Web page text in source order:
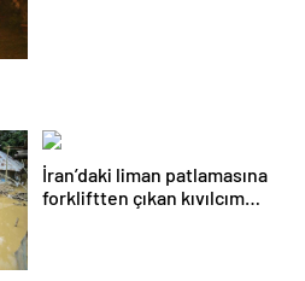
İran’daki liman patlamasına
forkliftten çıkan kıvılcım